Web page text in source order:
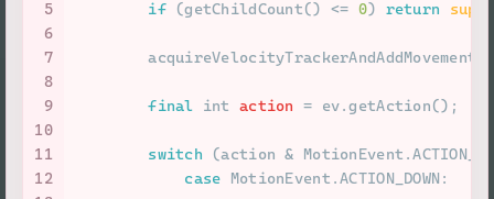
5
6
7
8
9
10
11
12
if (getChildCount() <= 0) return super
final int action = ev.getAction();
switch (action &
case MotionEvent.ACTION_DOWN: